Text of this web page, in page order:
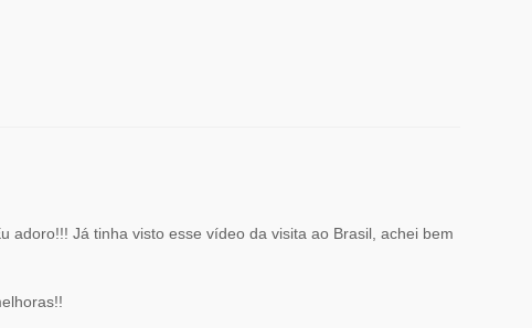
adoro!!! Já tinha visto esse vídeo da visita ao Brasil, achei bem